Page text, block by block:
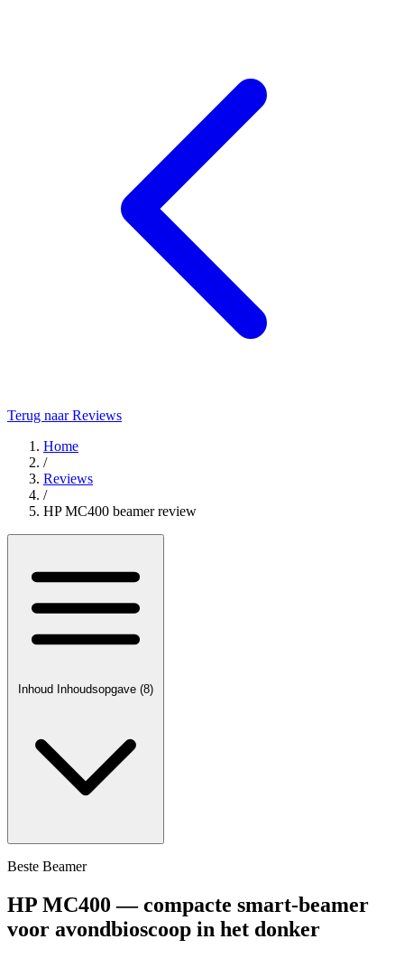
Terug naar Reviews
Home
/
Reviews
/
HP MC400 beamer review
Inhoud Inhoudsopgave (8)
Beste Beamer
HP MC400 — compacte smart-beamer
voor avondbioscoop in het donker